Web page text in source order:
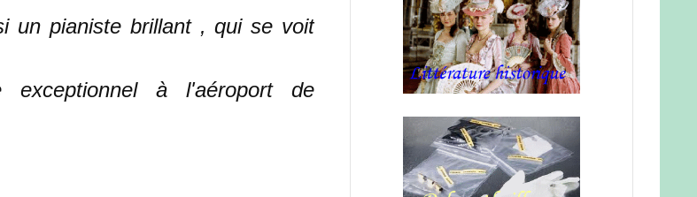
un pianiste brillant , qui se voit
exceptionnel à l'aéroport de